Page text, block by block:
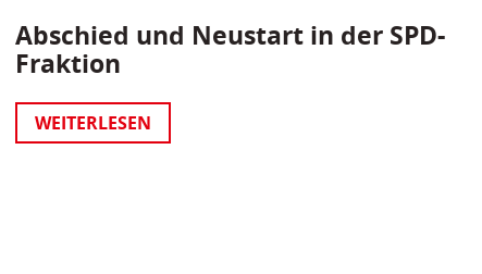
Abschied und Neustart in der SPD-
Fraktion
WEITERLESEN